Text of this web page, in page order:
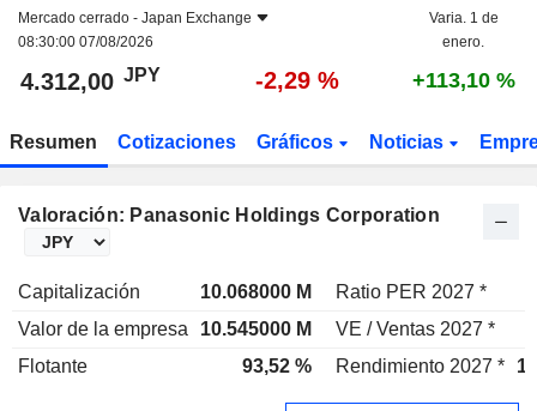
Mercado cerrado - Japan Exchange
08:30:00 07/08/2026
Varia. 1 de
enero.
4.312,00 JPY -2,29 % +113,10 %
Resumen Cotizaciones Gráficos Noticias
Valoración: Panasonic Holdings Corporation
Capitalización 10.068000 M Ratio PER 2027 *
Valor de la empresa
10.545000 M VE / Ventas 2027 *
Flotante
93,52 % Rendimiento 2027 *